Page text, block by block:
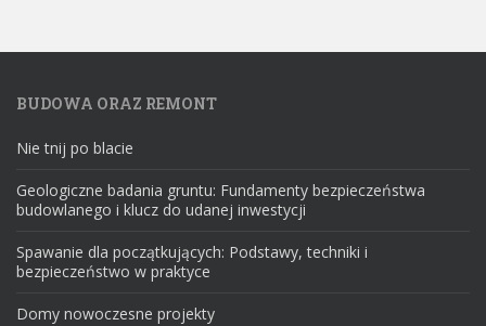
BUDOWA ORAZ REMONT
Nie tnij po blacie
Geologiczne badania gruntu: Fundamenty bezpieczeństwa
budowlanego i klucz do udanej inwestycji
Spawanie dla początkujących: Podstawy, techniki i
bezpieczeństwo w praktyce
Domy nowoczesne projekty